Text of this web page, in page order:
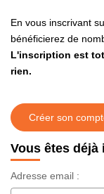
En vous inscrivant
bénéficierez de
L'inscription est
rien.
Créer son
Vous êtes déjà
Adresse email :